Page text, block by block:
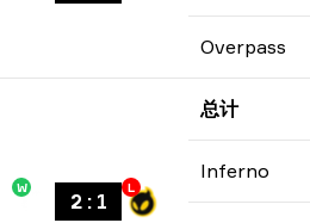
Overpass
W
2: 1
L
总计
Inferno